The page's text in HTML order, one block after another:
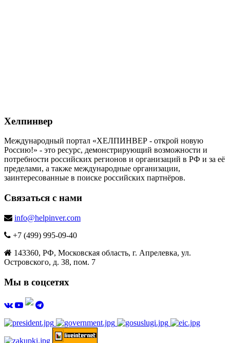
Хелпинвер
Международный портал «ХЕЛПИНВЕР - открой новую
Россию!» - это ресурс, демонстрирующий возможности и
потребности российских регионов и организаций в РФ и за её
пределами, а также международные организации,
заинтересованные в поиске российских партнёров.
Связаться с нами
info@helpinver.com
+7 (499) 995-09-40
143360, РФ, Московская область, г. Апрелевка, ул.
Островского, д. 38, пом. 7
Мы в соцсетях